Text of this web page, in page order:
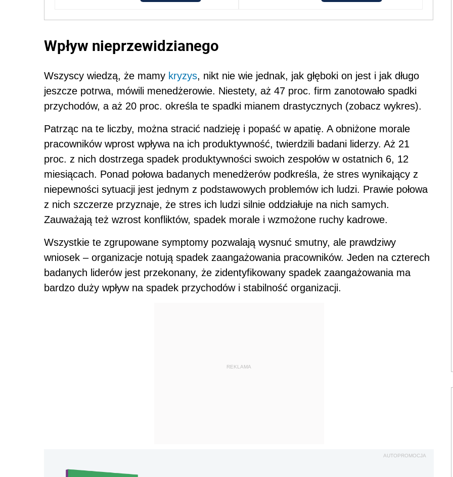
Wpływ nieprzewidzianego
Wszyscy wiedzą, że mamy kryzys, nikt nie wie jednak, jak głęboki on jest i jak długo
jeszcze potrwa, mówili menedżerowie. Niestety, aż 47 proc. firm zanotowało spadki
przychodów, a aż 20 proc. określa te spadki mianem drastycznych (zobacz wykres).
Patrząc na te liczby, można stracić nadzieję i popaść w apatię. A obniżone morale
pracowników wprost wpływa na ich produktywność, twierdzili badani liderzy. Aż 21
proc. z nich dostrzega spadek produktywności swoich zespołów w ostatnich 6, 12
miesiącach. Ponad połowa badanych menedżerów podkreśla, że stres wynikający z
niepewności sytuacji jest jednym z podstawowych problemów ich ludzi. Prawie połowa
z nich szczerze przyznaje, że stres ich ludzi silnie oddziałuje na nich samych.
Zauważają też wzrost konfliktów, spadek morale i wzmożone ruchy kadrowe.
Wszystkie te zgrupowane symptomy pozwalają wysnuć smutny, ale prawdziwy
wniosek – organizacje notują spadek zaangażowania pracowników. Jeden na czterech
badanych liderów jest przekonany, że zidentyfikowany spadek zaangażowania ma
bardzo duży wpływ na spadek przychodów i stabilność organizacji.
REKLAMA
AUTOPROMOCJA